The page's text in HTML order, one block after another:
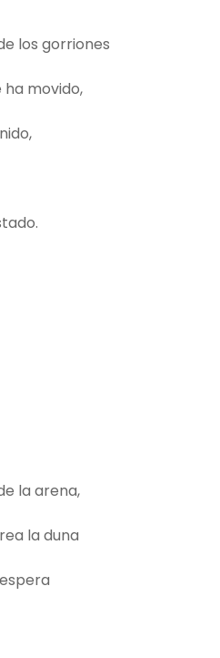
los gorriones
ha movido,
la arena,
la duna